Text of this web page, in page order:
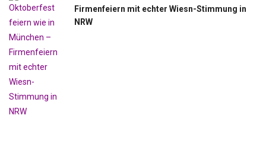
Firmenfeiern mit echter Wiesn-Stimmung in
NRW